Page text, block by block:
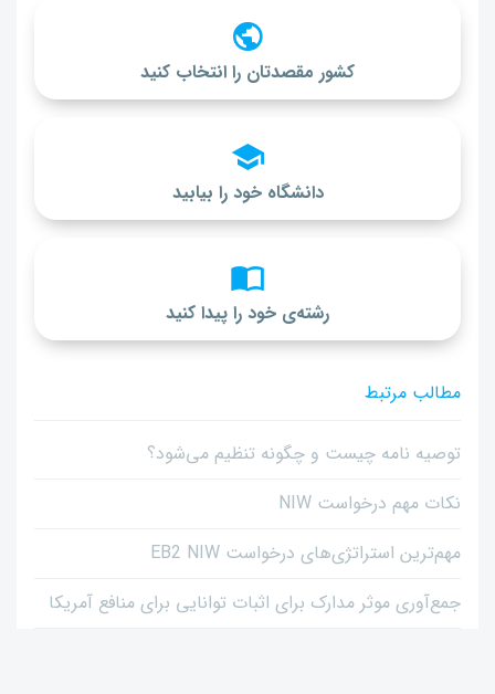
کشور مقصدتان را انتخاب کنید
دانشگاه خود را بیابید
رشته‌ی خود را پیدا کنید
مطالب مرتبط
توصیه نامه چیست و چگونه تنظیم می‌شود؟
نکات مهم درخواست NIW
مهم‌ترین استراتژی‌های درخواست EB2 NIW
جمع‌آوری موثر مدارک برای اثبات توانایی برای منافع آمریکا